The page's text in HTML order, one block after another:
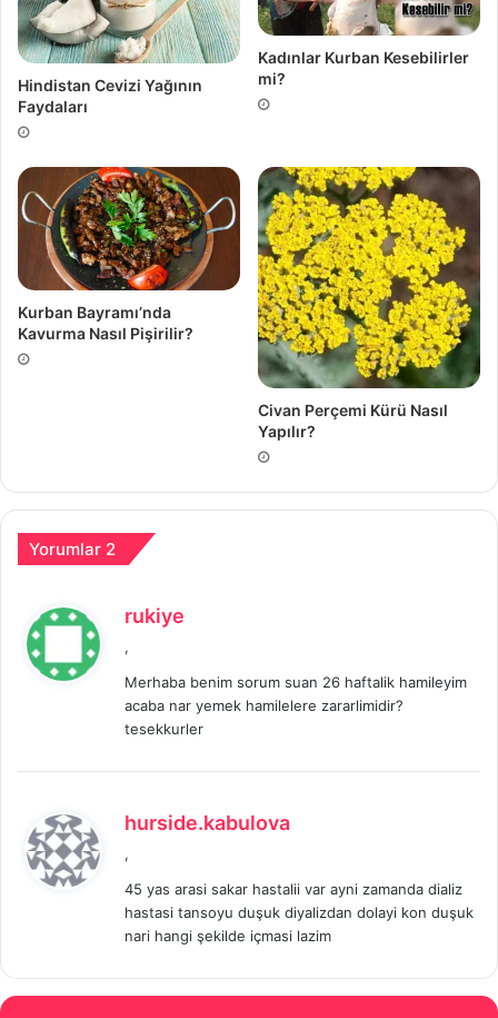
Hindistan Cevizi Yağının
Faydaları
Kadınlar Kurban Kesebilirler
mi?
Kurban Bayramı’nda
Kavurma Nasıl Pişirilir?
Civan Perçemi Kürü Nasıl
Yapılır?
Yorumlar 2
rukiye
i
k
i
,
Merhaba benim sorum suan 26 haftalik hamileyim
acaba nar yemek hamilelere zararlimidir?
tesekkurler
hurside.kabulova
i
k
i
,
45 yas arasi sakar hastalii var ayni zamanda dializ
hastasi tansoyu duşuk diyalizdan dolayi kon duşuk
nari hangi şekilde içmasi lazim